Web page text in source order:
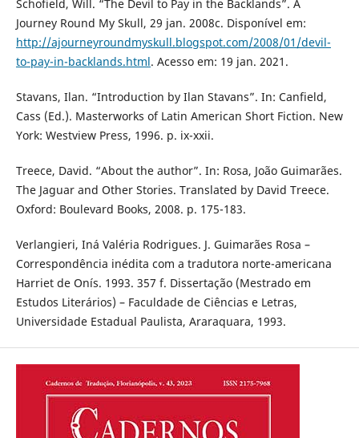
Schofield, Will. “The Devil to Pay in the Backlands”. A
Journey Round My Skull, 29 jan. 2008c. Disponível em:
http://ajourneyroundmyskull.blogspot.com/2008/01/devil-
to-pay-in-backlands.html. Acesso em: 19 jan. 2021.
Stavans, Ilan. “Introduction by Ilan Stavans”. In: Canfield,
Cass (Ed.). Masterworks of Latin American Short Fiction. New
York: Westview Press, 1996. p. ix-xxii.
Treece, David. “About the author”. In: Rosa, João Guimarães.
The Jaguar and Other Stories. Translated by David Treece.
Oxford: Boulevard Books, 2008. p. 175-183.
Verlangieri, Iná Valéria Rodrigues. J. Guimarães Rosa –
Correspondência inédita com a tradutora norte-americana
Harriet de Onís. 1993. 357 f. Dissertação (Mestrado em
Estudos Literários) – Faculdade de Ciências e Letras,
Universidade Estadual Paulista, Araraquara, 1993.